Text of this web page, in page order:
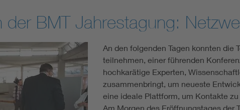
der BMT Jahrestagung:
An den folgenden Tagen konnten die
teilnehmen, einer führenden
hochkarätige Experten,
zusammenbringt, um neueste
eine ideale Plattform, um Kontakte
Am Morgen des Eröffnungstages der